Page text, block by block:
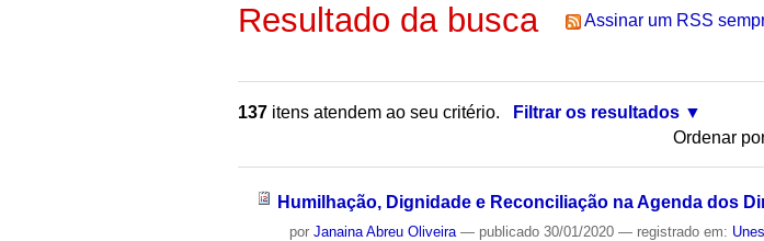
Resultado da busca Assinar um RSS
137 itens atendem ao seu critério.
Filtrar os resultados
Ordenar
Humilhação, Dignidade e Reconciliação na Agenda dos
porJanaina Abreu Oliveira — publicado 30/01/2020— registrado em: